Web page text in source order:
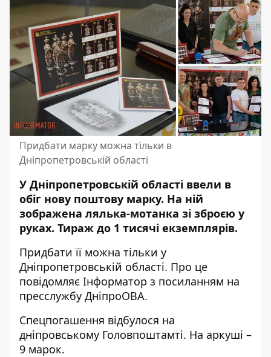
Придбати марку можна тільки в
Дніпропетровській області
У Дніпропетровській області ввели в
обіг нову поштову марку. На ній
зображена лялька-мотанка зі зброєю у
руках. Тираж до 1 тисячі екземплярів.
Придбати її можна тільки у
Дніпропетровській області. Про це
повідомляє Інформатор з посиланням на
пресслужбу ДніпроОВА.
Спецпогашення відбулося на
дніпровському Головпоштамті. На аркуші –
9 марок.